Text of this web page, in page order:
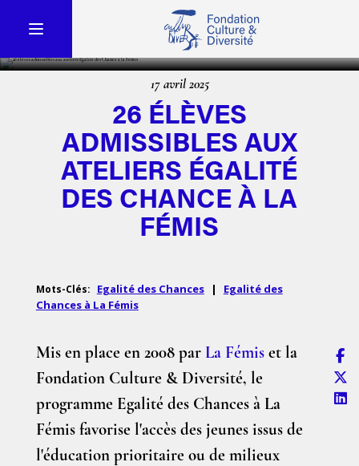
17 avril 2025
26 ÉLÈVES
ADMISSIBLES AUX
ATELIERS ÉGALITÉ
DES CHANCE À LA
FÉMIS
Mots-Clés: Egalité des Chances |
Egalité des
Chances à La Fémis
Mis en place en 2008 par La Fémiset la
Fondation Culture & Diversité, le
programme Egalité des Chances à La
Fémis favorise l'accès des jeunes issus de
l'éducation prioritaire ou de milieux